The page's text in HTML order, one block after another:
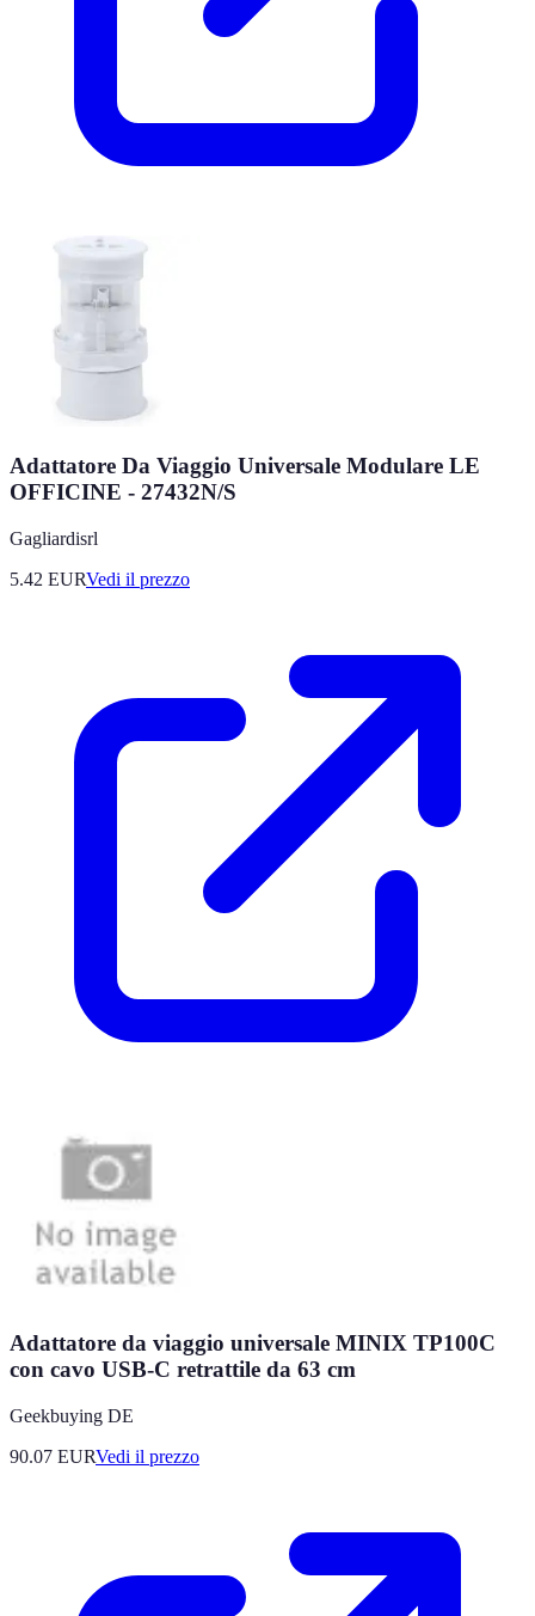
Adattatore Da Viaggio Universale Modulare LE
OFFICINE - 27432N/S
Gagliardisrl
5.42 EURVedi il prezzo
Adattatore da viaggio universale MINIX TP100C
con cavo USB-C retrattile da 63 cm
Geekbuying DE
90.07 EURVedi il prezzo